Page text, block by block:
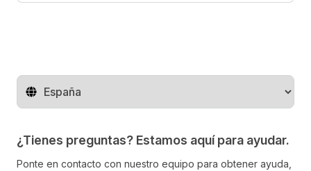
Cambiar de región
¿Tienes preguntas? Estamos aquí para ayudar.
Ponte en contacto con nuestro equipo para obtener ayuda,